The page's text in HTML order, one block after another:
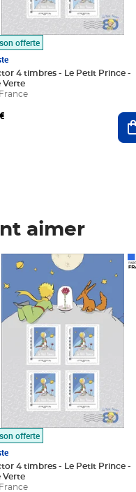
offerte
4 timbres - Le Petit Prince -
Verte
aimer
offerte
4 timbres - Le Petit Prince -
Verte